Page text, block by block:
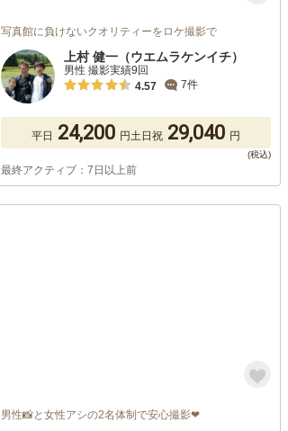
写真館に負けないクオリティーをロケ撮影で
上村 健一（ウエムラケンイチ）
男性 撮影実績9回
4.57
7件
平日 24,200 円土日祝 29,040 円
最終アクティブ：7日以上前
男性📸と女性アシの2名体制で安心撮影❤